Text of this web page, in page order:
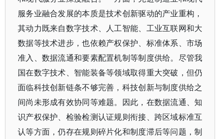
服务业融合发展的本质是技术创新驱动的产业重构，
其动力既来自数字技术、人工智能、工业互联网和大
数据等技术进步，也依赖产权保护、标准体系、市场
准入、数据流通和要素配置机制等制度供给。尽管我
国在数字技术、智能装备等领域取得重大突破，但仍
面临科技创新链条不够完善，科技创新与制度供给之
间尚未形成有效协同等难题。因此，在数据流通、知
识产权保护、检验检测认证规则衔接、跨区域标准互
认等方面，仍存在规则碎片化和制度滞后等问题，制